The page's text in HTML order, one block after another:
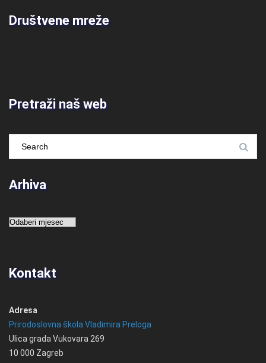
Društvene mreže
Pretraži naš web
Arhiva
Arhiva
Kontakt
Adresa
Prirodoslovna škola Vladimira Preloga
Ulica grada Vukovara 269
10 000 Zagreb